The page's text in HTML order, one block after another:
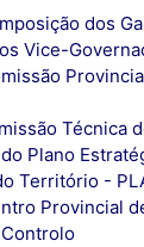
dos
Vice-
Técnica
Plano
Território -
Provincial